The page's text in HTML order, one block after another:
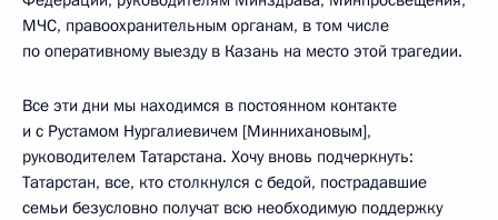
МЧС, правоохранительным органам, в том числе
по оперативному выезду в Казань на место этой трагедии.
Все эти дни мы находимся в постоянном контакте
и с Рустамом Нургалиевичем [Миннихановым],
руководителем Татарстана. Хочу вновь подчеркнуть:
Татарстан, все, кто столкнулся с бедой, пострадавшие
семьи безусловно получат всю необходимую поддержку